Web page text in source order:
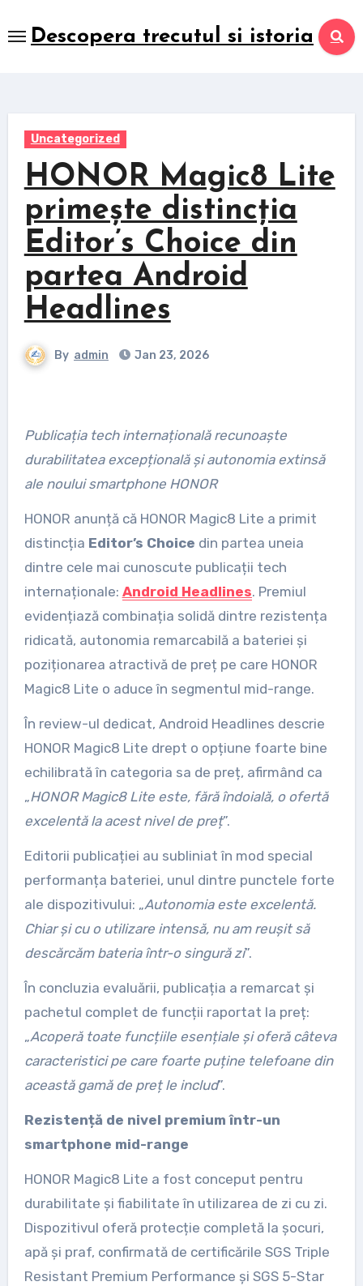
to
Descopera trecutul si istoria
Uncategorized
HONOR Magic8 Lite
primește distincția
Editor’s Choice din
partea Android
Headlines
By admin Jan 23, 2026
Publicația tech internațională recunoaște
durabilitatea excepțională și autonomia extinsă
ale noului smartphone HONOR
HONOR anunță că HONOR Magic8 Lite a primit
distincția Editor’s Choice din partea uneia
dintre cele mai cunoscute publicații tech
internaționale: Android Headlines. Premiul
evidențiază combinația solidă dintre rezistența
ridicată, autonomia remarcabilă a bateriei și
poziționarea atractivă de preț pe care HONOR
Magic8 Lite o aduce în segmentul mid-range.
În review-ul dedicat, Android Headlines descrie
HONOR Magic8 Lite drept o opțiune foarte bine
echilibrată în categoria sa de preț, afirmând ca
„HONOR Magic8 Lite este, fără îndoială, o ofertă
excelentă la acest nivel de preț”.
Editorii publicației au subliniat în mod special
performanța bateriei, unul dintre punctele forte
ale dispozitivului: „Autonomia este excelentă.
Chiar și cu o utilizare intensă, nu am reușit să
descărcăm bateria într-o singură zi”.
În concluzia evaluării, publicația a remarcat și
pachetul complet de funcții raportat la preț:
„Acoperă toate funcțiile esențiale și oferă câteva
caracteristici pe care foarte puține telefoane din
această gamă de preț le includ”.
Rezistență de nivel premium într-un
smartphone mid-range
HONOR Magic8 Lite a fost conceput pentru
durabilitate și fiabilitate în utilizarea de zi cu zi.
Dispozitivul oferă protecție completă la șocuri,
apă și praf, confirmată de certificările SGS Triple
Resistant Premium Performance și SGS 5-Star